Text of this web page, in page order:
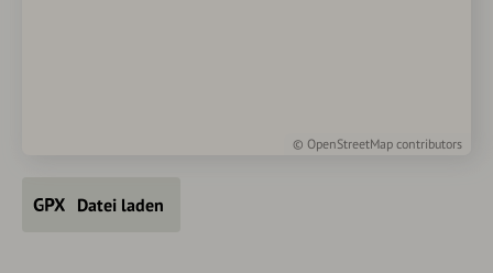
© OpenStreetMap contributors
Datei laden